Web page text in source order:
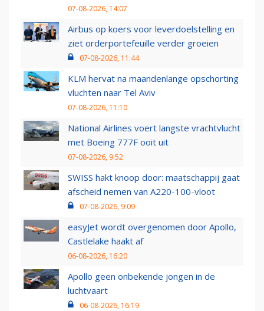
07-08-2026, 14:07
Airbus op koers voor leverdoelstelling en
ziet orderportefeuille verder groeien
07-08-2026, 11:44
KLM hervat na maandenlange opschorting
vluchten naar Tel Aviv
07-08-2026, 11:10
National Airlines voert langste vrachtvlucht
met Boeing 777F ooit uit
07-08-2026, 9:52
SWISS hakt knoop door: maatschappij gaat
afscheid nemen van A220-100-vloot
07-08-2026, 9:09
easyJet wordt overgenomen door Apollo,
Castlelake haakt af
06-08-2026, 16:20
Apollo geen onbekende jongen in de
luchtvaart
06-08-2026, 16:19